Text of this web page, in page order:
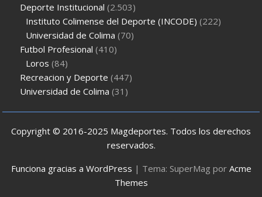
Deporte Institucional (2.503)
Instituto Colimense del Deporte (INCODE) (222)
Universidad de Colima (70)
Futbol Profesional (410)
Loros (84)
Recreacion y Deporte (447)
Universidad de Colima (31)
Copyright © 2016-2025 Magdeportes. Todos los derechos
reservados.
Funciona gracias a WordPress | Tema: SuperMag por Acme
Themes